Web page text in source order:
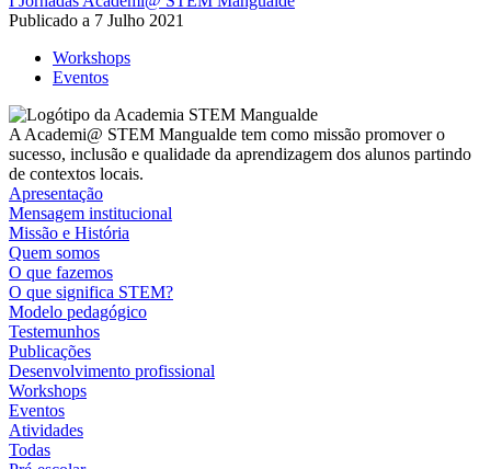
Publicado a 7 Julho 2021
Workshops
Eventos
A Academi@ STEM Mangualde tem como missão promover o
sucesso, inclusão e qualidade da aprendizagem dos alunos partindo
de contextos locais.
Apresentação
Mensagem institucional
Missão e História
Quem somos
O que fazemos
O que significa STEM?
Modelo pedagógico
Testemunhos
Publicações
Desenvolvimento profissional
Workshops
Eventos
Atividades
Todas